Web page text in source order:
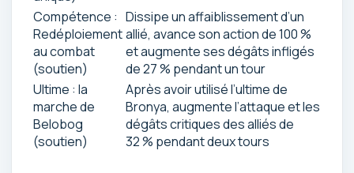
Compétence :
Redéploiement
au combat
(soutien)
Dissipe un affaiblissement d’un
allié, avance son action de 100 %
et augmente ses dégâts infligés
de 27 % pendant un tour
Ultime : la
marche de
Belobog
(soutien)
Après avoir utilisé l’ultime de
Bronya, augmente l’attaque et les
dégâts critiques des alliés de
32 % pendant deux tours